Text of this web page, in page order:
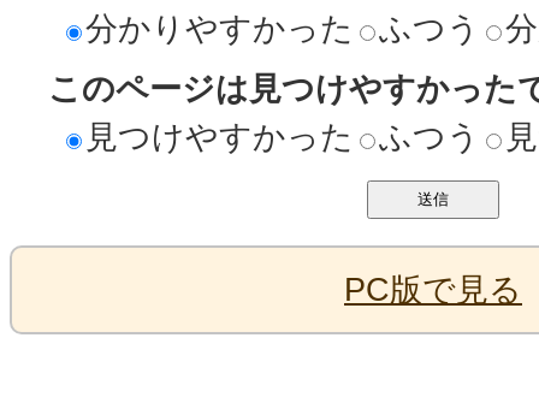
分かりやすかった
ふつう
このページは見つけやすかった
見つけやすかった
ふつう
PC版で見る